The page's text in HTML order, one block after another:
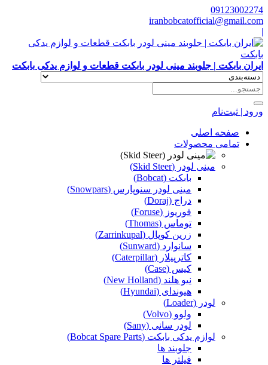
09123002274
iranbobcatofficial@gmail.com
|
ایران بابکت | جلوبند مینی لودر بابکت قطعات و لوازم یدکی بابکت
ورود | ثبت‌نام
صفحه اصلی
تمامی محصولات
مینی لودر (Skid Steer)
بابکت (Bobcat)
مینی لودر سنوپارس (Snowpars)
دراج (Doraj)
فوریوز (Foruse)
توماس (Thomas)
زرین کوپال (Zarrinkupal)
سانوارد (Sunward)
کاترپیلار (Caterpillar)
کیس (Case)
نیو هلند (New Holland)
هیوندای (Hyundai)
لودر (Loader)
ولوو (Volvo)
لودر سانی (Sany)
لوازم یدکی بابکت (Bobcat Spare Parts)
جلوبند ها
فیلتر ها